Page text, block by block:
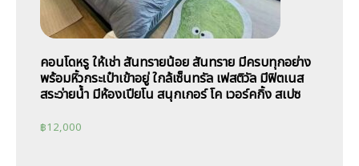
คอนโดหรู ให้เช่า สันทรายน้อย สันทราย มีครบทุกอย่าง
พร้อมหิ้วกระเป๋าเข้าอยู่ ใกล้เซ็นทรัล เฟสติวัล มีฟิตเนส
สระว่ายน้ำ มีห้องเปียโน สนุกเกอร์ โค เวอร์คกิ้ง สเปซ
฿12,000